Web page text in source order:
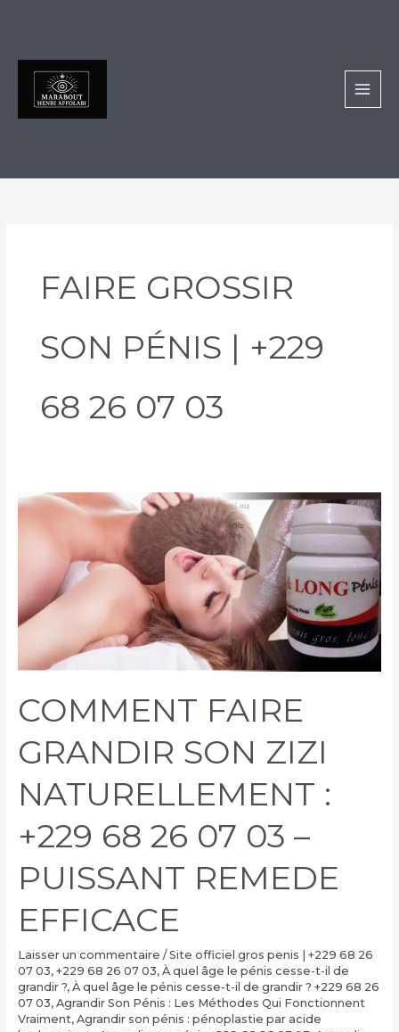
FAIRE GROSSIR
SON PÉNIS | +229
68 26 07 03
COMMENT FAIRE
GRANDIR SON ZIZI
NATURELLEMENT :
+229 68 26 07 03 –
PUISSANT REMEDE
EFFICACE
Laisser un commentaire /Site officiel gros penis | +229 68 26
07 03, +229 68 26 07 03, À quel âge le pénis cesse-t-il de
grandir ?, À quel âge le pénis cesse-t-il de grandir ? +229 68 26
07 03, Agrandir Son Pénis : Les Méthodes Qui Fonctionnent
Vraiment, Agrandir son pénis : pénoplastie par acide